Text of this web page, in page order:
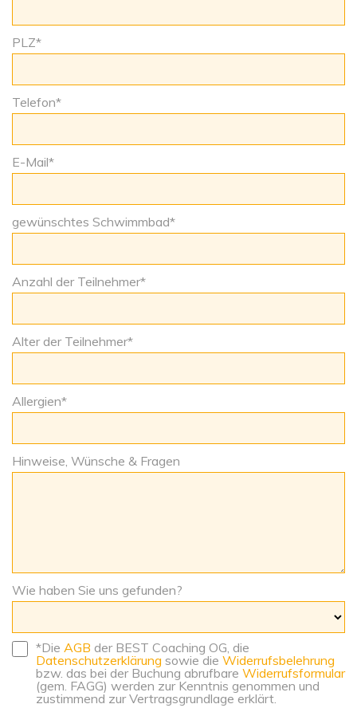
PLZ*
Telefon*
E-Mail*
gewünschtes Schwimmbad*
Anzahl der Teilnehmer*
Alter der Teilnehmer*
Allergien*
Hinweise, Wünsche & Fragen
Wie haben Sie uns gefunden?
*Die AGB der BEST Coaching OG, die
Datenschutzerklärung sowie die Widerrufsbelehrung
bzw. das bei der Buchung abrufbare Widerrufsformular
(gem. FAGG) werden zur Kenntnis genommen und
zustimmend zur Vertragsgrundlage erklärt.